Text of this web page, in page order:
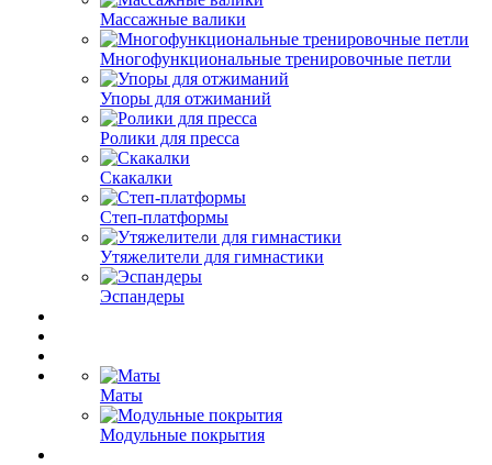
Массажные валики
Многофункциональные тренировочные петли
Упоры для отжиманий
Ролики для пресса
Скакалки
Степ-платформы
Утяжелители для гимнастики
Эспандеры
Маты
Модульные покрытия